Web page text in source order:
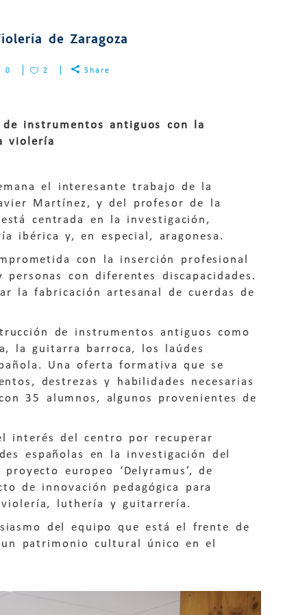
de Zaragoza
0 2 Share
instrumentos antiguos con la
violería
el interesante trabajo de la
Martínez, y del profesor de la
centrada en la investigación,
ibérica y, en especial, aragonesa.
con la inserción profesional
con diferentes discapacidades.
la fabricación artesanal de cuerdas de
de instrumentos antiguos como
la guitarra barroca, los laúdes
Una oferta formativa que se
destrezas y habilidades necesarias
35 alumnos, algunos provenientes de
interés del centro por recuperar
españolas en la investigación del
europeo ‘Delyramus’, de
de innovación pedagógica para
luthería y guitarrería.
del equipo que está el frente de
patrimonio cultural único en el